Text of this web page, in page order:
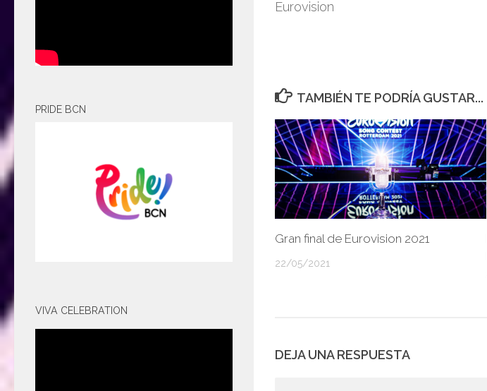
Eurovision
TAMBIÉN TE PODRÍA GUSTAR...
Gran final de Eurovision 2021
22/05/2021
DEJA UNA RESPUESTA
PRIDE BCN
VIVA CELEBRATION